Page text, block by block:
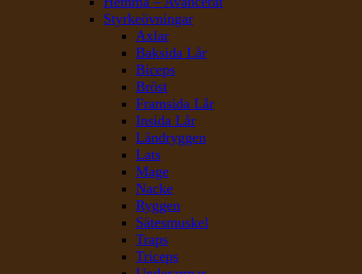
Styrkeövningar
Axlar
Baksida Lår
Biceps
Bröst
Framsida Lår
Insida Lår
Ländryggen
Lats
Mage
Nacke
Ryggen
Sätesmuskel
Traps
Triceps